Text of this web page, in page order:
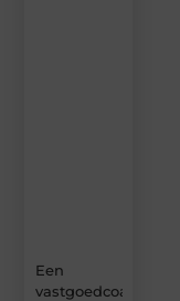
Een
vastgoedcoach